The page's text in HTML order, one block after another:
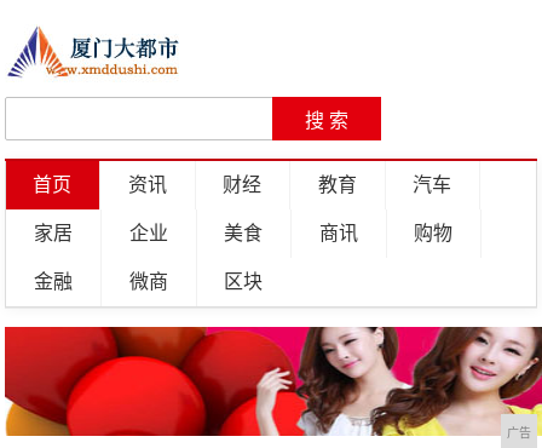
首页 资讯 财经 教育 汽车
家居 企业 美食 商讯 购物
金融 微商 区块
广告